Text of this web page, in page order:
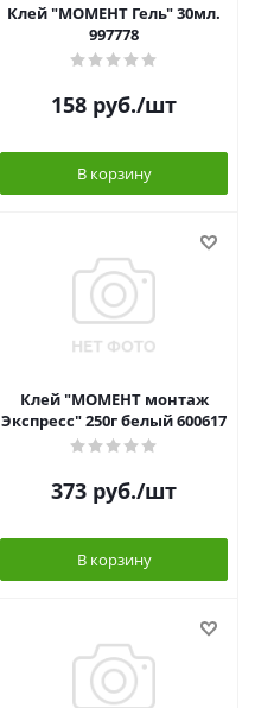
Клей "МОМЕНТ Гель" 30мл.
997778
158 руб./шт
В корзину
Клей "МОМЕНТ монтаж
Экспресс" 250г белый 600617
373 руб./шт
В корзину